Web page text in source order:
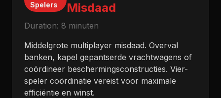
Spelers
Misdaad
Duration: 8 minuten
Middelgrote multiplayer misdaad. Overval
banken, kapel gepantserde vrachtwagens of
coördineer beschermingsconstructies. Vier-
speler coördinatie vereist voor maximale
efficiëntie en winst.